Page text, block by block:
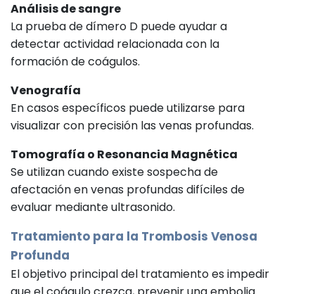
Análisis de sangre
La prueba de dímero D puede ayudar a
detectar actividad relacionada con la
formación de coágulos.
Venografía
En casos específicos puede utilizarse para
visualizar con precisión las venas profundas.
Tomografía o Resonancia Magnética
Se utilizan cuando existe sospecha de
afectación en venas profundas difíciles de
evaluar mediante ultrasonido.
Tratamiento para la Trombosis Venosa
Profunda
El objetivo principal del tratamiento es impedir